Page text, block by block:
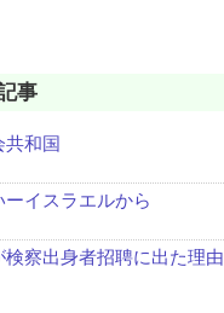
事
共和国
イスラエルから
検察出身者招聘に出た